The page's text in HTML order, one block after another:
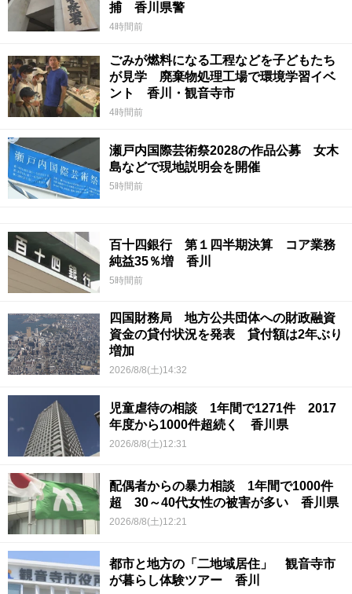
捕 香川県警
4時間前
ごみが燃料になる工程などを子どもたち
が見学 廃棄物処理工場で環境学習イベ
ント 香川・観音寺市
4時間前
瀬戸内国際芸術祭2028の作品公募 女木
島などで現地説明会を開催
5時間前
百十四銀行 第１四半期決算 コア業務
純益35％増 香川
5時間前
四国財務局 地方公共団体への財政融資
資金の貸付状況を発表 貸付額は2年ぶり
増加
2026/8/8(土)14:32
児童虐待の相談 1年間で1271件 2017
年度から1000件超続く 香川県
2026/8/8(土)12:31
配偶者からの暴力相談 1年間で1000件
超 30～40代女性の被害が多い 香川県
2026/8/8(土)12:21
都市と地方の「二地域居住」 観音寺市
が暮らし体験ツアー 香川